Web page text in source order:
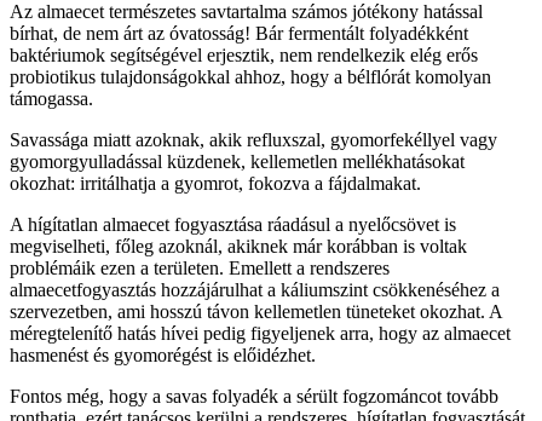
Az almaecet természetes savtartalma számos jótékony hatással
bírhat, de nem árt az óvatosság! Bár fermentált folyadékként
baktériumok segítségével erjesztik, nem rendelkezik elég erős
probiotikus tulajdonságokkal ahhoz, hogy a bélflórát komolyan
támogassa.
Savassága miatt azoknak, akik refluxszal, gyomorfekéllyel vagy
gyomorgyulladással küzdenek, kellemetlen mellékhatásokat
okozhat: irritálhatja a gyomrot, fokozva a fájdalmakat.
A hígítatlan almaecet fogyasztása ráadásul a nyelőcsövet is
megviselheti, főleg azoknál, akiknek már korábban is voltak
problémáik ezen a területen. Emellett a rendszeres
almaecetfogyasztás hozzájárulhat a káliumszint csökkenéséhez a
szervezetben, ami hosszú távon kellemetlen tüneteket okozhat. A
méregtelenítő hatás hívei pedig figyeljenek arra, hogy az almaecet
hasmenést és gyomorégést is előidézhet.
Fontos még, hogy a savas folyadék a sérült fogzománcot tovább